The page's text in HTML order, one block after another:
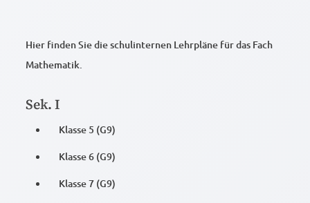
Hier finden Sie die schulinternen Lehrpläne für das Fach
Mathematik.
Sek. I
Klasse 5 (G9)
Klasse 6 (G9)
Klasse 7 (G9)